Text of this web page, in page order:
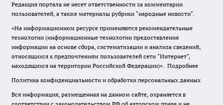
Редакция портала не несет ответственности за комментарии
пользователей, а также материалы рубрики "народные новости".
«На информационном ресурсе применяются рекомендательные
технологии (информационные технологии предоставления
информации на основе сбора, систематизации и анализа сведений,
относящихся к предпочтениям пользователей сети "Интернет",
находящихся на территории Российской Федерации)». Подробнее
Политика конфиденциальности и обработки персональных данных
Вся информация, размещенная на данном сайте, охраняется в